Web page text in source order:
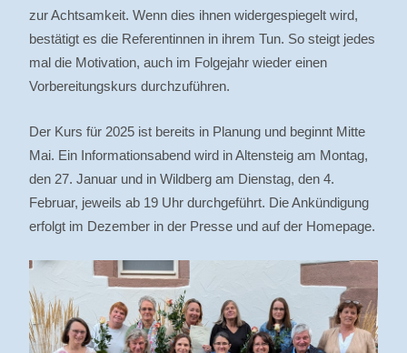
zur Achtsamkeit. Wenn dies ihnen widergespiegelt wird,
bestätigt es die Referentinnen in ihrem Tun. So steigt jedes
mal die Motivation, auch im Folgejahr wieder einen
Vorbereitungskurs durchzuführen.
Der Kurs für 2025 ist bereits in Planung und beginnt Mitte
Mai. Ein Informationsabend wird in Altensteig am Montag,
den 27. Januar und in Wildberg am Dienstag, den 4.
Februar, jeweils ab 19 Uhr durchgeführt. Die Ankündigung
erfolgt im Dezember in der Presse und auf der Homepage.